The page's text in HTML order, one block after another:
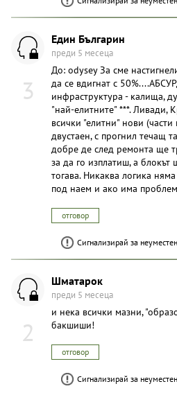
3
Един Българин
преди 5 месеца
До: odysey За сме
да се вдигнат с
инфраструктура - калища,
"най-елитните" ***. Ливади,
всички "елитни" нови
двустаен, с прогнил течащ
добре де след ремонта ще
за да го изплатиш, а блокът
тогава. Никаква логика
под наем и ако има
отговор
Сигнализирай за
2
Шматарок
преди 5 месеца
и нека всички мазни,
бакшиши!
отговор
Сигнализирай за